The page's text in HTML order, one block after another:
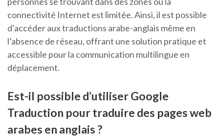
connectivité Internet est limitée. Ainsi, il est possible
d’accéder aux traductions arabe-anglais même en
l’absence de réseau, offrant une solution pratique et
accessible pour la communication multilingue en
déplacement.
Est-il possible d’utiliser Google
Traduction pour traduire des pages web
arabes en anglais ?